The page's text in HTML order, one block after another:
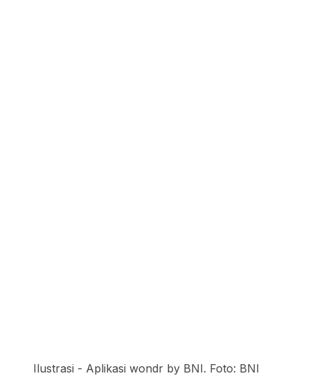
Ilustrasi - Aplikasi wondr by BNI. Foto: BNI